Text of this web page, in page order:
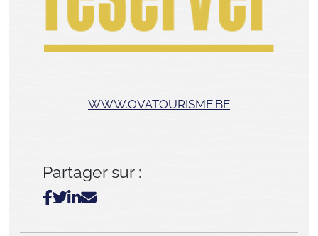
WWW.OVATOURISME.BE
Partager sur :